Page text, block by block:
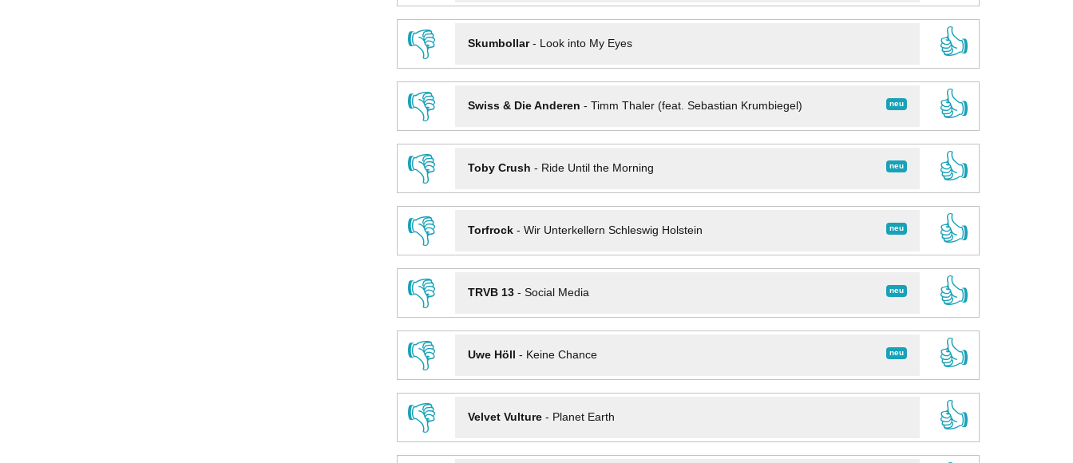
👎
Skumbollar- Look into My Eyes
👍
👎
neu
Swiss & Die Anderen - Timm Thaler (feat. Sebastian Krumbiegel)
👍
👎
neu
Toby Crush - Ride Until the Morning
👍
👎
neu
Torfrock- Wir Unterkellern Schleswig Holstein
👍
👎
neu
TRVB 13- Social Media
👍
👎
neu
Uwe Höll - Keine Chance
👍
👎
Velvet Vulture- Planet Earth
👍